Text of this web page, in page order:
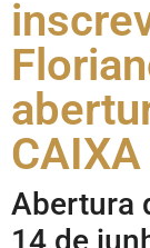
Abertura